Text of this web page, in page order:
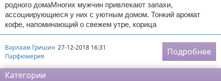
родного домаМногих мужчин привлекают запахи,
ассоциирующиеся у них с уютным домом. Тонкий аромат
кофе, напоминающий о свежем утре, корица
Варлаам Гришин 27-12-2018 16:31
Парфюмерия
Подробнее
Категории